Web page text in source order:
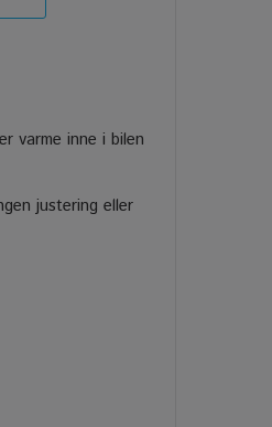
varme inne i bilen
justering eller